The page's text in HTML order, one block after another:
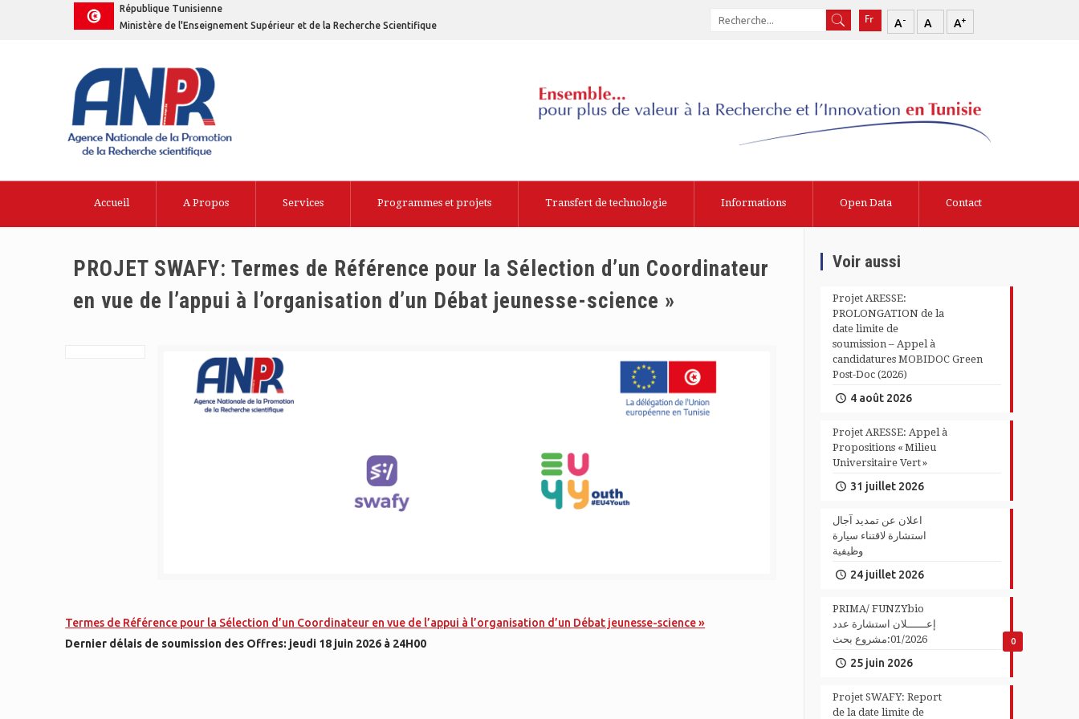
République Tunisienne
Ministère de l'Enseignement Supérieur et de la Recherche Scientifique
A- A A+
Accueil A Propos Services Programmes et projets Transfert de technologie Informations Open Data Contact
PROJET SWAFY: Termes de Référence pour la Sélection d’un Coordinateur
en vue de l’appui à l’organisation d’un Débat jeunesse-science »
Termes de Référence pour la Sélection d’un Coordinateur en vue de l’appui à l’organisation d’un Débat jeunesse-science »
Dernier délais de soumission des Offres: jeudi 18 juin 2026 à 24H00
Voir aussi
Projet ARESSE:
PROLONGATION de la
date limite de
soumission – Appel à
candidatures MOBIDOC Green
Post-Doc (2026)
4 août 2026
Projet ARESSE: Appel à
Propositions « Milieu
Universitaire Vert »
31 juillet 2026
اعلان عن تمديد آجال
استشارة لاقتناء سيارة
وظيفية
24 juillet 2026
0
PRIMA/ FUNZYbio
إعــــــلان استشارة عدد
01/2026:مشروع بحث
25 juin 2026
Projet SWAFY: Report
de la date limite de